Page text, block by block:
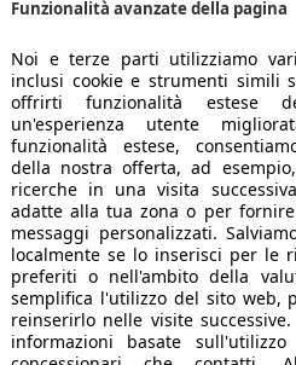
Funzionalità avanzate della pagina
Noi e terze parti utilizziamo
inclusi cookie e strumenti simili
offrirti funzionalità estese
un'esperienza utente
funzionalità estese,
della nostra offerta, ad
ricerche in una visita
adatte alla tua zona o per
messaggi personalizzati.
localmente se lo inserisci per le
preferiti o nell'ambito della
semplifica l'utilizzo del sito web,
reinserirlo nelle visite
informazioni basate